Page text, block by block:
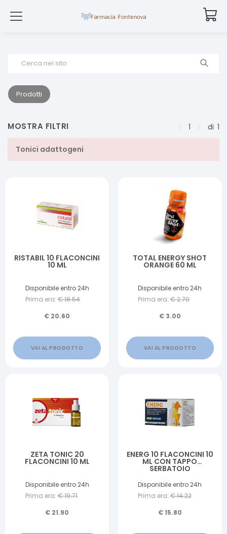
Cerca nel sito
Prodotti
MOSTRA FILTRI 1 di 1
Tonici adattogeni
RISTABIL 10 FLACONCINI
10 ML
Disponibile entro 24h
Prima era: €18.54
€ 20.60
VAI AL PRODOTTO
TOTAL ENERGY SHOT
ORANGE 60 ML
Disponibile entro 24h
Prima era: €2.70
€ 3.00
VAI AL PRODOTTO
ZETA TONIC 20
FLACONCINI 10 ML
Disponibile entro 24h
Prima era: €19.71
€ 21.90
ENERG 10 FLACONCINI 10
ML CON TAPPO
SERBATOIO
Disponibile entro 24h
Prima era: €14.22
€15.80